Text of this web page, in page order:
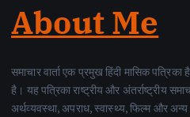
About Me
समाचार वार्ता एक प्रमुख हिंदी मासिक
है। यह पत्रिका राष्ट्रीय और अंतर्राष्ट्रीय
अर्थव्यवस्था, अपराध, स्वास्थ्य, फिल्म और